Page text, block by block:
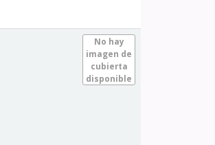
No hay
imagen de
cubierta
disponible